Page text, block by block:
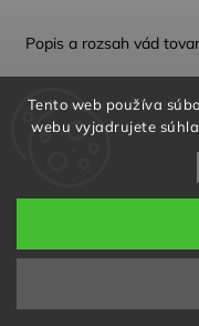
Tento web používa
webu vyjadrujete
Popis a rozsah vád
Ako zákazník
reklamácia bola
Prajem si vrátiť peniaze
spôsobom